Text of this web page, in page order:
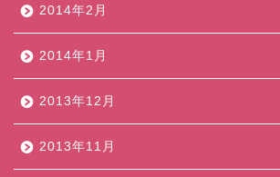
2014年2月
2014年1月
2013年12月
2013年11月